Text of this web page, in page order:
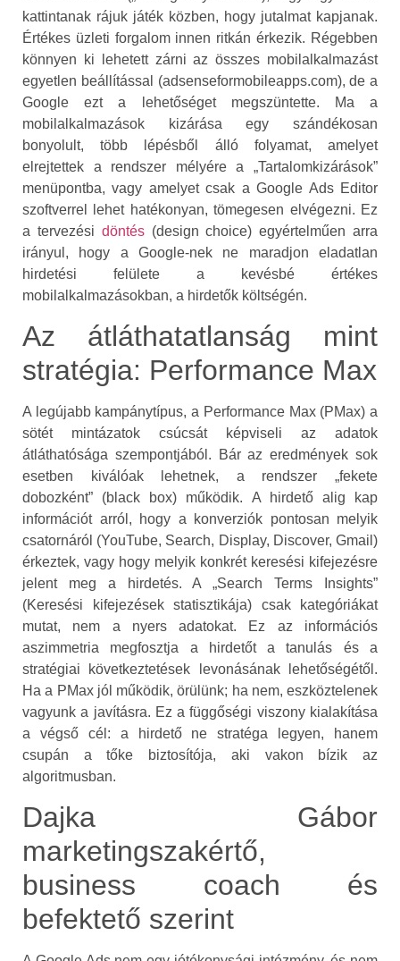
kattintanak rájuk játék közben, hogy jutalmat kapjanak.
Értékes üzleti forgalom innen ritkán érkezik. Régebben
könnyen ki lehetett zárni az összes mobilalkalmazást
egyetlen beállítással (adsenseformobileapps.com), de a
Google ezt a lehetőséget megszüntette. Ma a
mobilalkalmazások kizárása egy szándékosan
bonyolult, több lépésből álló folyamat, amelyet
elrejtettek a rendszer mélyére a „Tartalomkizárások”
menüpontba, vagy amelyet csak a Google Ads Editor
szoftverrel lehet hatékonyan, tömegesen elvégezni. Ez
a tervezési döntés(design choice) egyértelműen arra
irányul, hogy a Google-nek ne maradjon eladatlan
hirdetési felülete a kevésbé értékes
mobilalkalmazásokban, a hirdetők költségén.
Az átláthatatlanság mint
stratégia: Performance Max
A legújabb kampánytípus, a Performance Max (PMax) a
sötét mintázatok csúcsát képviseli az adatok
átláthatósága szempontjából. Bár az eredmények sok
esetben kiválóak lehetnek, a rendszer „fekete
dobozként” (black box) működik. A hirdető alig kap
információt arról, hogy a konverziók pontosan melyik
csatornáról (YouTube, Search, Display, Discover, Gmail)
érkeztek, vagy hogy melyik konkrét keresési kifejezésre
jelent meg a hirdetés. A „Search Terms Insights”
(Keresési kifejezések statisztikája) csak kategóriákat
mutat, nem a nyers adatokat. Ez az információs
aszimmetria megfosztja a hirdetőt a tanulás és a
stratégiai következtetések levonásának lehetőségétől.
Ha a PMax jól működik, örülünk; ha nem, eszköztelenek
vagyunk a javításra. Ez a függőségi viszony kialakítása
a végső cél: a hirdető ne stratéga legyen, hanem
csupán a tőke biztosítója, aki vakon bízik az
algoritmusban.
Dajka Gábor
marketingszakértő,
business coach és
befektető szerint